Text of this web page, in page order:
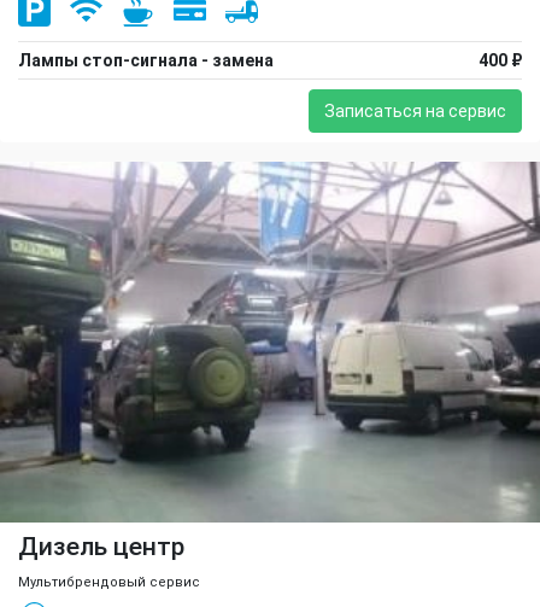
Лампы стоп-сигнала - замена 400 ₽
Записаться на сервис
Дизель центр
Мультибрендовый сервис